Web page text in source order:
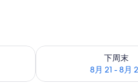
- 8月 16
下周末
8月 21 - 8月
查看下周末的空房情况